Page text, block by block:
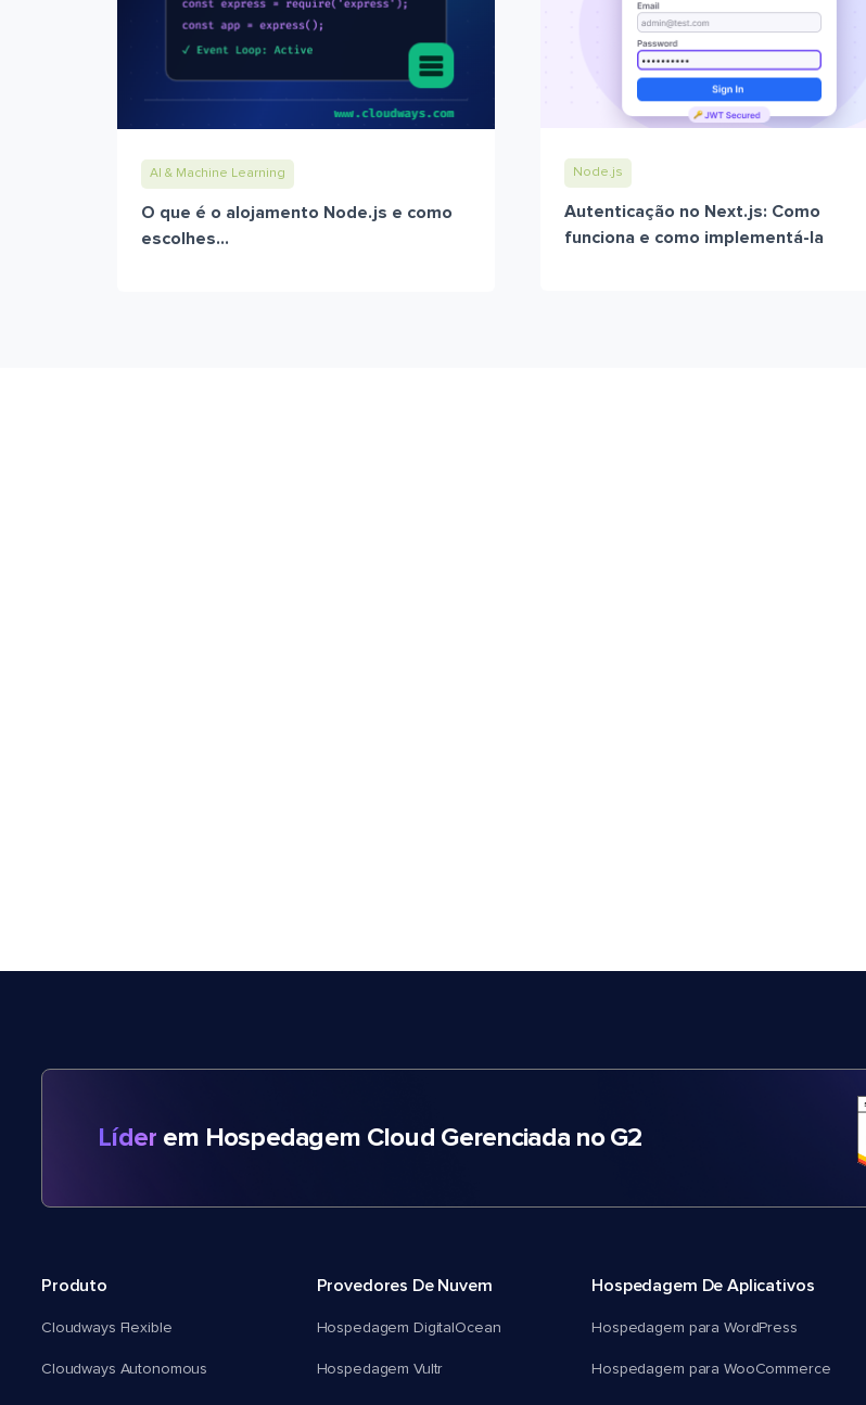
AI & Machine Learning
O que é o alojamento Node.js e como
escolhes...
Node.js
Autenticação no Next.js: Como
funciona e como implementá-la
Líder em Hospedagem Cloud Gerenciada no G2
Produto
Cloudways Flexible
Cloudways Autonomous
Provedores De Nuvem
Hospedagem DigitalOcean
Hospedagem Vultr
Hospedagem De Aplicativos
Hospedagem para WordPress
Hospedagem para WooCommerce